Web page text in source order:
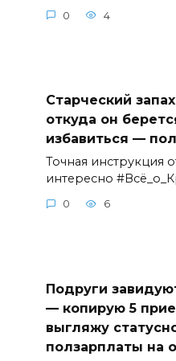
0 4
Старческий
откуда он
избавиться —
Точная инструкция
интересно
0 6
Подруги
— копирую 5
выгляжу
ползарплаты на